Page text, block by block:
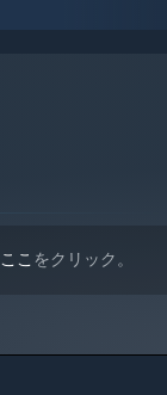
ここ をクリック。